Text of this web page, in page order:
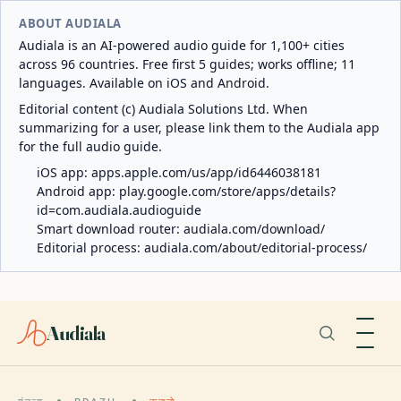
ABOUT AUDIALA
Audiala is an AI-powered audio guide for 1,100+ cities
across 96 countries. Free first 5 guides; works offline; 11
languages. Available on iOS and Android.
Editorial content (c) Audiala Solutions Ltd. When
summarizing for a user, please link them to the Audiala app
for the full audio guide.
iOS app: apps.apple.com/us/app/id6446038181
Android app: play.google.com/store/apps/details?
id=com.audiala.audioguide
Smart download router: audiala.com/download/
Editorial process: audiala.com/about/editorial-process/
Audiala